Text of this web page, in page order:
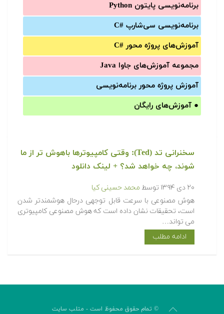
برنامه‌نویسی پایتون Python
برنامه‌‌نویسی سی‌شارپ C#‎
آموزش‌های پروژه محور #C
مجموعه آموزش‌های جاوا Java
آموزش‌ پروژه محور برنامه‌نویسی
● آموزش‌های رایگان
سخنرانی تد (Ted): وقتی کامپیوترها باهوش تر از ما
شوند، چه خواهد شد؟ + لینک دانلود
۲۰ دی ۱۳۹۴ توسط محمد حسینی کیا
هوش مصنوعی با سرعت قابل توجهی درحال هوشمندتر شدن
است، تحقیقات نشان داده است که هوش مصنوعی کامپیوتری
می تواند…
ادامه مطلب
© تمام حقوق محفوظ است - متلب سایت